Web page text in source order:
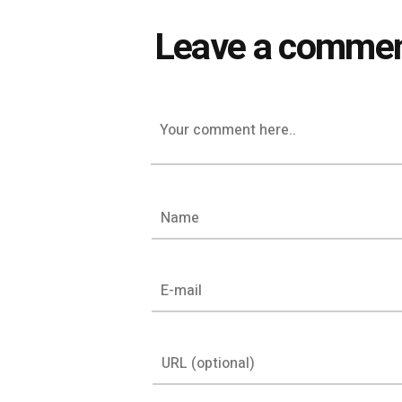
Leave a